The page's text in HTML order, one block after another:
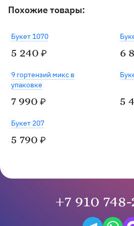
Похожие товары:
Букет 1070
5 240 ₽ 6
9 гортензий микс в
упаковке
7 990 ₽ 5
Букет 207
5 790 ₽
+7 910
Написать в